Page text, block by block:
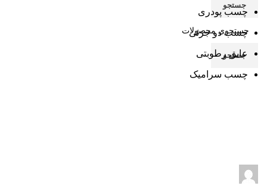
جستجو
جستجو
بایگانی برچسب ها: پاردیک،چسب
چسب پودری
چسب دو جزئی
عایق رطوبتی
چسب سرامیک